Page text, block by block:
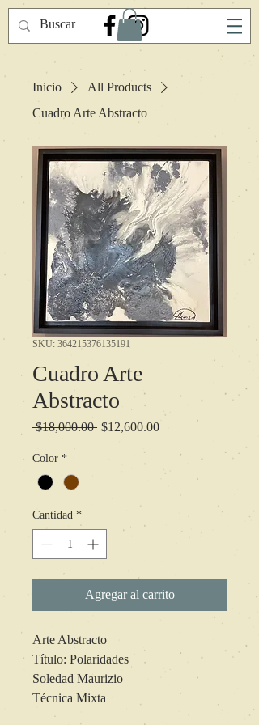
Inicio
All Products
Cuadro Arte Abstracto
SKU: 364215376135191
Cuadro Arte
Abstracto
$18,000.00 Precio
$12,600.00Precio
oferta
Color *
Cantidad *
Agregar al carrito
Arte Abstracto
Título: Polaridades
Soledad Maurizio
Técnica Mixta